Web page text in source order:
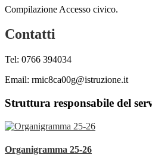
Compilazione Accesso civico.
Contatti
Tel: 0766 394034
Email: rmic8ca00g@istruzione.it
Struttura responsabile del
Organigramma 25-26